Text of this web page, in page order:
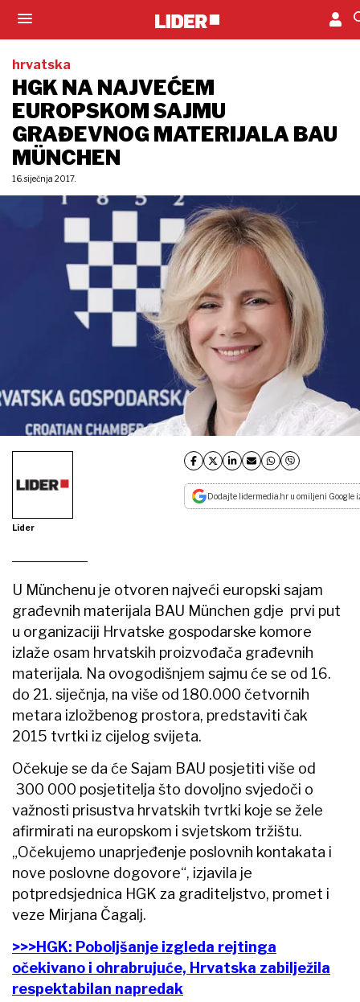
hrvatska
HGK NA NAJVEĆEM
EUROPSKOM SAJMU
GRAĐEVNOG MATERIJALA BAU
MÜNCHEN
16. siječnja 2017.
Lider
Dodajte lidermedia.hr u omiljeni Google
U Münchenu je otvoren najveći europski sajam
građevnih materijala BAU München gdje prvi put
u organizaciji Hrvatske gospodarske komore
izlaže osam hrvatskih proizvođača građevnih
materijala. Na ovogodišnjem sajmu će se od 16.
do 21. siječnja, na više od 180.000 četvornih
metara izložbenog prostora, predstaviti čak
2015 tvrtki iz cijelog svijeta.
Očekuje se da će Sajam BAU posjetiti više od
300 000 posjetitelja što dovoljno svjedoči o
važnosti prisustva hrvatskih tvrtki koje se žele
afirmirati na europskom i svjetskom tržištu.
„Očekujemo unaprjeđenje poslovnih kontakata i
nove poslovne dogovore“, izjavila je
potpredsjednica HGK za graditeljstvo, promet i
veze Mirjana Čagalj.
>>>HGK: Poboljšanje izgleda rejtinga
očekivano i ohrabrujuće, Hrvatska zabilježila
respektabilan napredak